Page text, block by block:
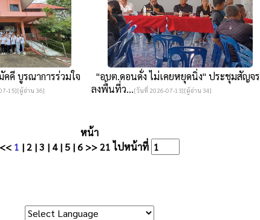
คี บูรณาการร่วมใจ
15][ผู้อ่าน 36]
"อบต.ดอนดั่ง ไม่เคยหยุดนิ่ง" ประชุมสัญจร
ลงพื้นที่ว...[วันที่ 2026-07-13][ผู้อ่าน 34]
หน้า
<< 1 |2 |3 | 4| 5 |6 >>21ไปหน้าที่